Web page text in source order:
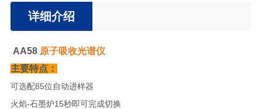
详细介绍
AA58 原子吸收光谱仪
主要特点：
可选配85位自动进样器
火焰-石墨炉15秒即可完成切换